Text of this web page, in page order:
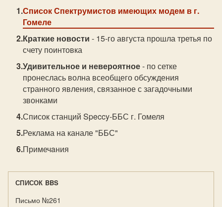
Список Спектрумистов имеющих модем в г.
Гомеле
Краткие новости - 15-го августа прошла третья по
счету поинтовка
Удивительное и невероятное- по сетке
пронеслась волна всеобщего обсуждения
странного явления, связанное с загадочными
звонками
Список станций Speccy-ББС г. Гомеля
Реклама на канале "ББС"
Примечaния
СПИСОК BBS
Письмо №261